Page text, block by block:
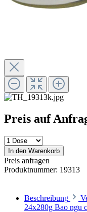
Preis auf
In den Warenkorb
Preis anfragen
Produktnummer: 19313
Beschreibung
24x280g Bao ngu